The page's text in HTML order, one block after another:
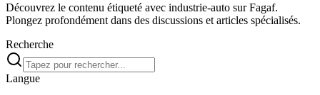
Découvrez le contenu étiqueté avec industrie-auto sur Fagaf.
Plongez profondément dans des discussions et articles spécialisés.
Recherche
Langue